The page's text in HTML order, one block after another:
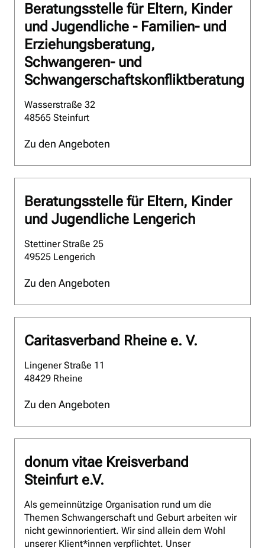
Beratungsstelle für Eltern, Kinder
und Jugendliche - Familien- und
Erziehungsberatung,
Schwangeren- und
Schwangerschaftskonfliktberatung
Wasserstraße 32
48565 Steinfurt
Zu den Angeboten
Beratungsstelle für Eltern, Kinder
und Jugendliche Lengerich
Stettiner Straße 25
49525 Lengerich
Zu den Angeboten
Caritasverband Rheine e. V.
Lingener Straße 11
48429 Rheine
Zu den Angeboten
donum vitae Kreisverband
Steinfurt e.V.
Als gemeinnützige Organisation rund um die
Themen Schwangerschaft und Geburt arbeiten wir
nicht gewinnorientiert. Wir sind allein dem Wohl
unserer Klient*innen verpflichtet. Unser